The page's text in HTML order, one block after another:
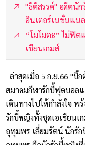
"ธิติสรรค์" อดีตนัก
อินเตอร์เนชั่นแน
“โมโมตะ” ไม่ฟิ
เชียนเกมส์
ล่าสุดเมื่อ 5 ก.ย.66 "บิ๊
สมาคมกีฬารักบี้ฟุตบอล
เดินทางไปให้กำลังใจ
รักบี้หญิงทั้งชุดเอเชียนเ
อุทุมพร เลี่ยมรัตน์ นักรั